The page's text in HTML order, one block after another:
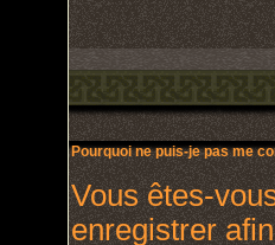
Pourquoi ne puis-je pas me
Vous êtes-
enregistrer